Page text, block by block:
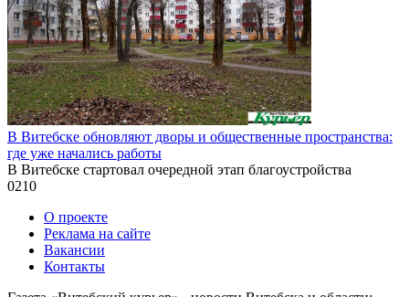
В Витебске обновляют дворы и общественные пространства:
где уже начались работы
В Витебске стартовал очередной этап благоустройства
0210
О проекте
Реклама на сайте
Вакансии
Контакты